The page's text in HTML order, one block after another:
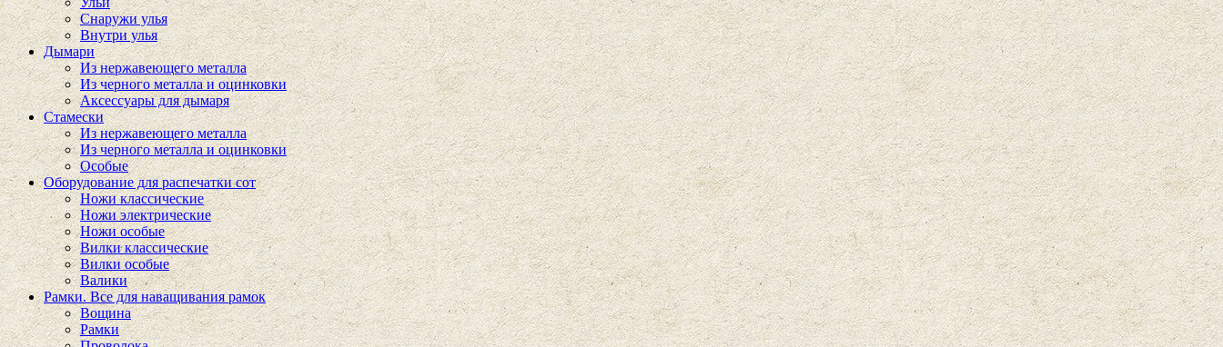
Снаружи улья
Внутри улья
Дымари
Из нержавеющего металла
Из черного металла и оцинковки
Аксессуары для дымаря
Стамески
Из нержавеющего металла
Из черного металла и оцинковки
Особые
Оборудование для распечатки сот
Ножи классические
Ножи электрические
Ножи особые
Вилки классические
Вилки особые
Валики
Рамки. Все для наващивания рамок
Вощина
Рамки